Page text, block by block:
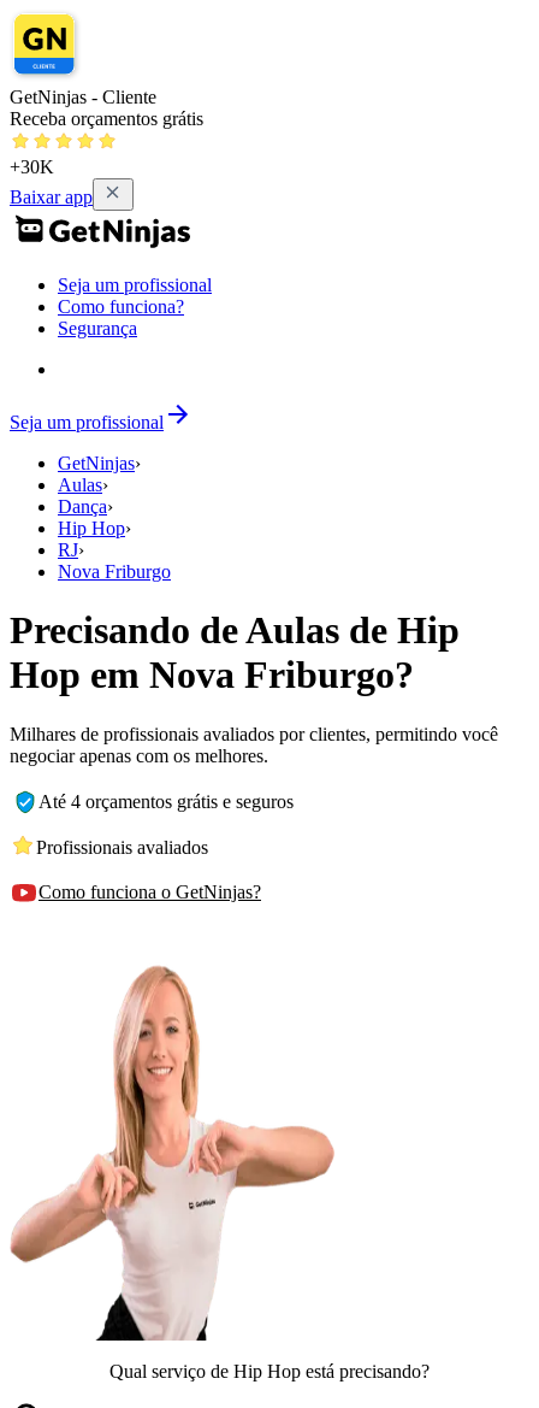
GetNinjas - Cliente
Receba orçamentos grátis
+30K
Baixar app
Seja um profissional
Como funciona?
Segurança
Seja um profissional
GetNinjas›
Aulas›
Dança›
Hip Hop›
RJ›
Nova Friburgo
Precisando de Aulas de Hip
Hop em Nova Friburgo?
Milhares de profissionais avaliados por clientes, permitindo você
negociar apenas com os melhores.
Até 4 orçamentos grátis e seguros
Profissionais avaliados
Como funciona o GetNinjas?
Qual serviço de Hip Hop está precisando?